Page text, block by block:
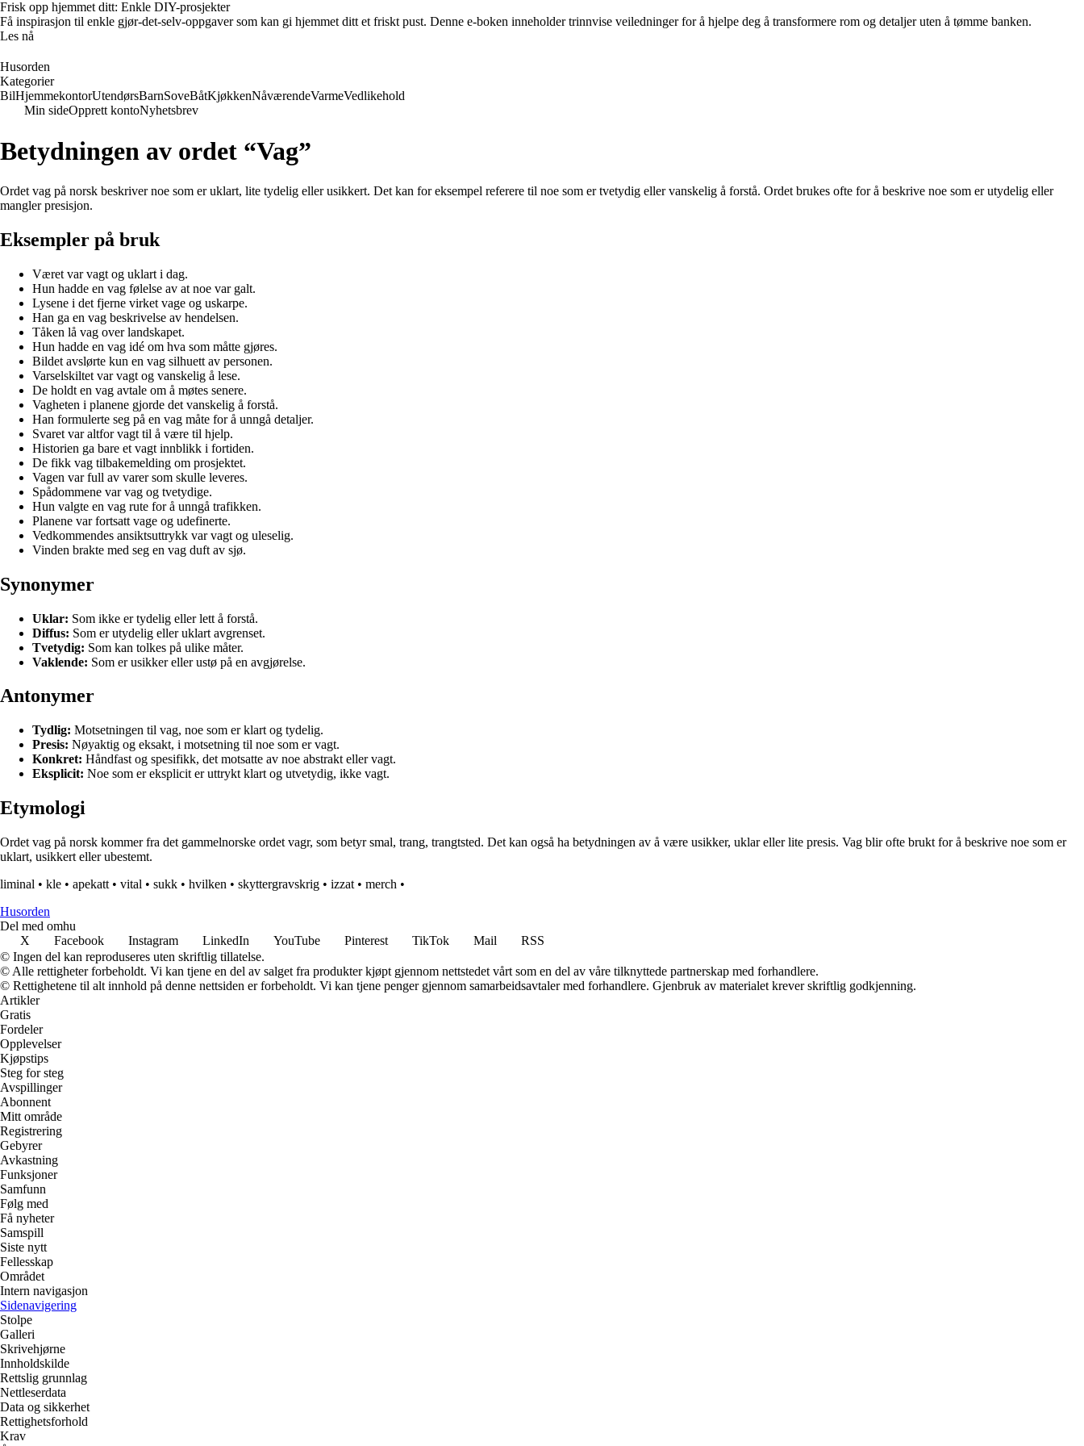
Frisk opp hjemmet ditt: Enkle DIY-prosjekter
Få inspirasjon til enkle gjør-det-selv-oppgaver som kan gi hjemmet ditt et friskt pust. Denne e-boken inneholder trinnvise veiledninger for å hjelpe deg å transformere rom og detaljer uten å tømme banken.
Les nå
Husorden
Kategorier
BilHjemmekontorUtendørsBarnSoveBåtKjøkkenNåværendeVarmeVedlikehold
Min sideOpprett kontoNyhetsbrev
Betydningen av ordet “Vag”
Ordet vag på norsk beskriver noe som er uklart, lite tydelig eller usikkert. Det kan for eksempel referere til noe som er tvetydig eller vanskelig å forstå. Ordet brukes ofte for å beskrive noe som er utydelig eller
mangler presisjon.
Eksempler på bruk
Været var vagt og uklart i dag.
Hun hadde en vag følelse av at noe var galt.
Lysene i det fjerne virket vage og uskarpe.
Han ga en vag beskrivelse av hendelsen.
Tåken lå vag over landskapet.
Hun hadde en vag idé om hva som måtte gjøres.
Bildet avslørte kun en vag silhuett av personen.
Varselskiltet var vagt og vanskelig å lese.
De holdt en vag avtale om å møtes senere.
Vagheten i planene gjorde det vanskelig å forstå.
Han formulerte seg på en vag måte for å unngå detaljer.
Svaret var altfor vagt til å være til hjelp.
Historien ga bare et vagt innblikk i fortiden.
De fikk vag tilbakemelding om prosjektet.
Vagen var full av varer som skulle leveres.
Spådommene var vag og tvetydige.
Hun valgte en vag rute for å unngå trafikken.
Planene var fortsatt vage og udefinerte.
Vedkommendes ansiktsuttrykk var vagt og uleselig.
Vinden brakte med seg en vag duft av sjø.
Synonymer
Uklar: Som ikke er tydelig eller lett å forstå.
Diffus: Som er utydelig eller uklart avgrenset.
Tvetydig: Som kan tolkes på ulike måter.
Vaklende: Som er usikker eller ustø på en avgjørelse.
Antonymer
Tydlig: Motsetningen til vag, noe som er klart og tydelig.
Presis: Nøyaktig og eksakt, i motsetning til noe som er vagt.
Konkret: Håndfast og spesifikk, det motsatte av noe abstrakt eller vagt.
Eksplicit: Noe som er eksplicit er uttrykt klart og utvetydig, ikke vagt.
Etymologi
Ordet vag på norsk kommer fra det gammelnorske ordet vagr, som betyr smal, trang, trangtsted. Det kan også ha betydningen av å være usikker, uklar eller lite presis. Vag blir ofte brukt for å beskrive noe som er
uklart, usikkert eller ubestemt.
liminal • kle • apekatt • vital • sukk • hvilken • skyttergravskrig • izzat • merch •
Husorden
Del med omhu
X
Facebook Instagram LinkedIn YouTube Pinterest TikTok Mail
RSS
© Ingen del kan reproduseres uten skriftlig tillatelse.
© Alle rettigheter forbeholdt. Vi kan tjene en del av salget fra produkter kjøpt gjennom nettstedet vårt som en del av våre tilknyttede partnerskap med forhandlere.
© Rettighetene til alt innhold på denne nettsiden er forbeholdt. Vi kan tjene penger gjennom samarbeidsavtaler med forhandlere. Gjenbruk av materialet krever skriftlig godkjenning.
Artikler
Gratis
Fordeler
Opplevelser
Kjøpstips
Steg for steg
Avspillinger
Abonnent
Mitt område
Registrering
Gebyrer
Avkastning
Funksjoner
Samfunn
Følg med
Få nyheter
Samspill
Siste nytt
Fellesskap
Området
Intern navigasjon
Sidenavigering
Stolpe
Galleri
Skrivehjørne
Innholdskilde
Rettslig grunnlag
Nettleserdata
Data og sikkerhet
Rettighetsforhold
Krav